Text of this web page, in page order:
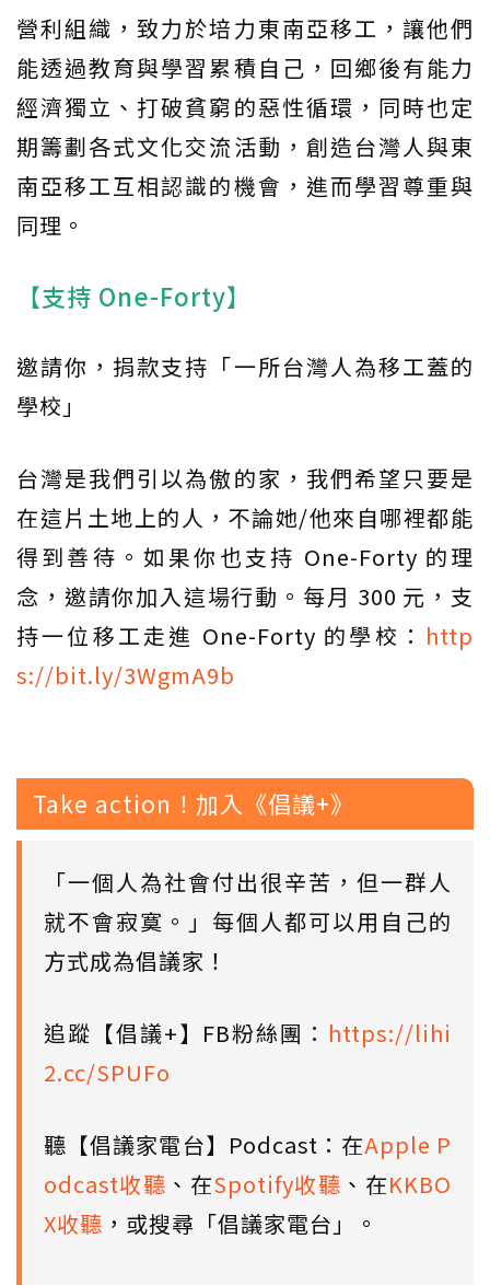
營利組織，致力於培力東南亞移工，讓他們
能透過教育與學習累積自己，回鄉後有能力
經濟獨立、打破貧窮的惡性循環，同時也定
期籌劃各式文化交流活動，創造台灣人與東
南亞移工互相認識的機會，進而學習尊重與
同理。
【支持 One-Forty】
邀請你，捐款支持「一所台灣人為移工蓋的
學校」
台灣是我們引以為傲的家，我們希望只要是
在這片土地上的人，不論她/他來自哪裡都能
得到善待。如果你也支持 One-Forty 的理
念，邀請你加入這場行動。每月 300 元，支
持一位移工走進 One-Forty 的學校： http
s://bit.ly/3WgmA9b
Take action！加入《倡議+》
「一個人為社會付出很辛苦，但一群人
就不會寂寞。」每個人都可以用自己的
方式成為倡議家！
追蹤【倡議+】FB粉絲團： https://lihi
2.cc/SPUFo
聽【倡議家電台】Podcast：在Apple P
odcast收聽 、在Spotify收聽 、在KKBO
X收聽 ，或搜尋「倡議家電台」。